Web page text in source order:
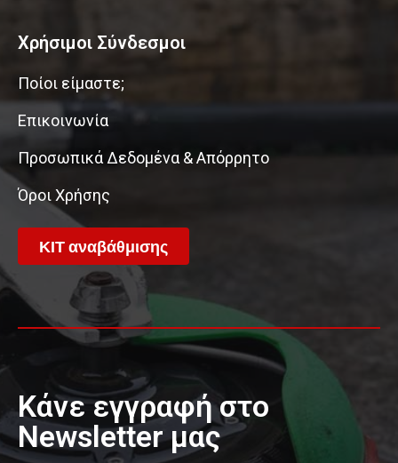
Χρήσιμοι Σύνδεσμοι
Ποίοι είμαστε;
Επικοινωνία
Προσωπικά Δεδομένα & Απόρρητο
Όροι Χρήσης
ΚΙΤ αναβάθμισης
Κάνε εγγραφή στο
Newsletter μας